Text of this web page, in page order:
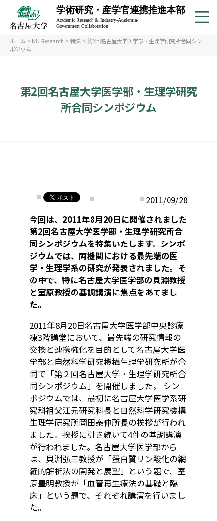
学術研究・産学官連携推進本部
Academic Research & Industry-Academia-
Government Collaboration
第2回名古屋大学医学部・生理学研究
所合同シンポジウム
ホーム > NU Research >特集 > 第2回名古屋大学医学部・生理学研究所合同シン
ポジウム
2011/09/28
今回は、2011年8月20日に開催されました
第2回名古屋大学医学部・生理学研究所合
同シンポジウムを特集いたします。シンポ
ジウムでは、両機関における最先端の医
学・生理学系の研究が発表されました。そ
の中で、特に名古屋大学医学部の貝淵教授
と室原教授の基調講演に焦点をあてまし
た。
2011年8月20日名古屋大学医学部中央診療
棟3階講堂において、最先端の研究情報の
交換と連携強化を目的として名古屋大学医
学部と自然科学研究機構生理学研究所が合
同で「第２回名古屋大学・生理学研究所合
同シンポジウム」を開催しました。 シン
ポジウムでは、最初に名古屋大学医学系研
究科祖父江元研究科長と自然科学研究機構
生理学研究所岡田泰伸所長の挨拶が行われ
ました。挨拶に引き続いて4件の基調講演
が行われました。名古屋大学医学部から
は、貝淵弘三教授が「蛋白質リン酸化の網
羅的解析法の開発と展望」という題で、室
原豊明教授が「血管再生療法の基礎と臨
床」という題で、それぞれ講演を行いまし
た。